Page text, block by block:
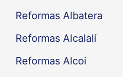
Reformas Albatera
Reformas Alcalalí
Reformas Alcoi